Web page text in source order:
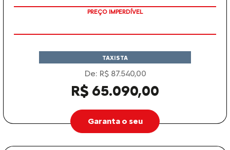
PREÇO IMPERDÍVEL
TAXISTA
De: R$ 87.540,00
R$ 65.090,00
Garanta o seu